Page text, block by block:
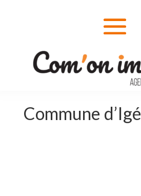
Commune d’Igé